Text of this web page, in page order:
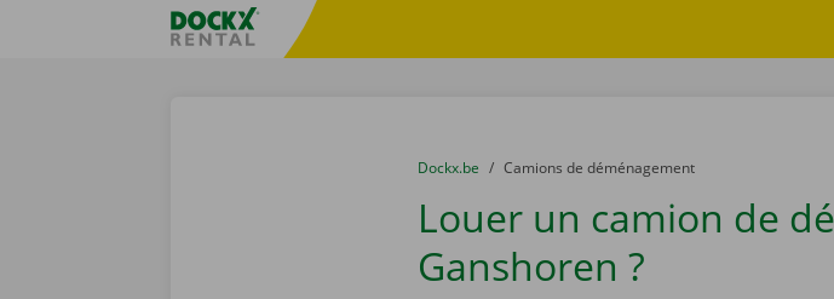
sitename
You are here:
du
Dockx.be to
Camions de déménagement
Louer un camion de
Ganshoren ?